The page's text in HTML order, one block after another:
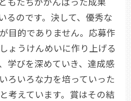
るのです。決して、優秀な
目的でありません。応募作
ょうけんめいに作り上げる
学びを深めていき、達成感
ろいろな力を培っていった
考えています。賞はその結